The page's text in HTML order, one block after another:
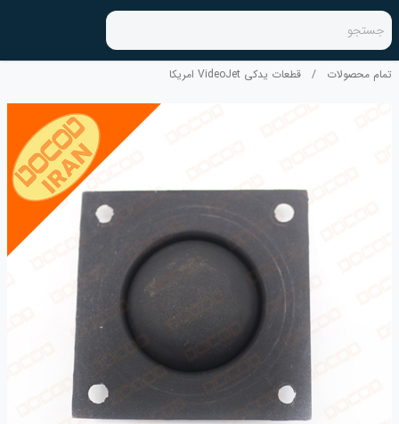
جستجو
تمام محصولات / قطعات یدکی VideoJet امریکا